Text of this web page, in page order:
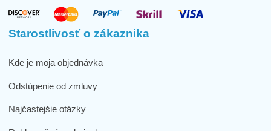
Starostlivosť o zákaznika
Kde je moja objednávka
Odstúpenie od zmluvy
Najčastejšie otázky